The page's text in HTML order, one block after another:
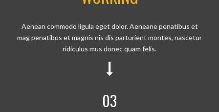
Aenean commodo ligula eget dolor. Aeneane penatibus et
mag penatibus et magnis nis dis parturient montes, nascetur
ridiculus mus donec quam felis.
03